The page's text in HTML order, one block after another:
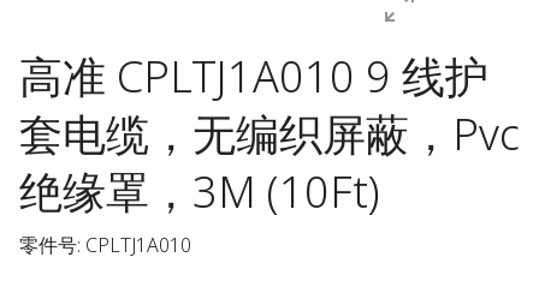
高准 CPLTJ1A010 9 线护
套电缆，无编织屏蔽，Pvc
绝缘罩，3M (10Ft)
零件号: CPLTJ1A010